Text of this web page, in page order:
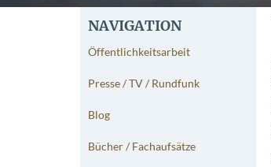
NAVIGATION
Öffentlichkeitsarbeit
Presse / TV / Rundfunk
Blog
Bücher / Fachaufsätze